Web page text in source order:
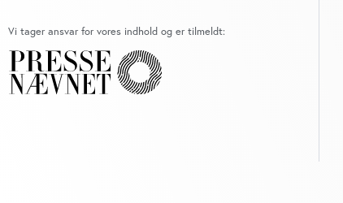
Vi tager ansvar for vores indhold og er tilmeldt: